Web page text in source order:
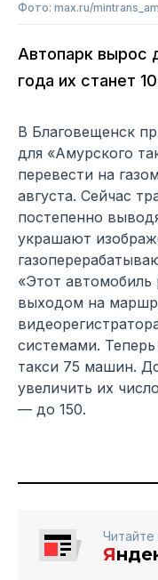
Фото: max.ru/
Автопарк вырос
года их станет
В Благовещенск
для «Амурского
перевести на
августа. Сейчас
постепенно
украшают
«Этот автомобиль
выходом на
системами.
такси 75 машин.
увеличить их
— до 150.
Читайте
Я